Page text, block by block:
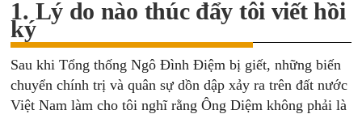
1. Lý do nào thúc đẩy tôi viết hồi
ký
Sau khi Tổng thống Ngô Đình Điệm bị giết, những biến
chuyển chính trị và quân sự dồn dập xảy ra trên đất nước
Việt Nam làm cho tôi nghĩ rằng Ông Diệm không phải là